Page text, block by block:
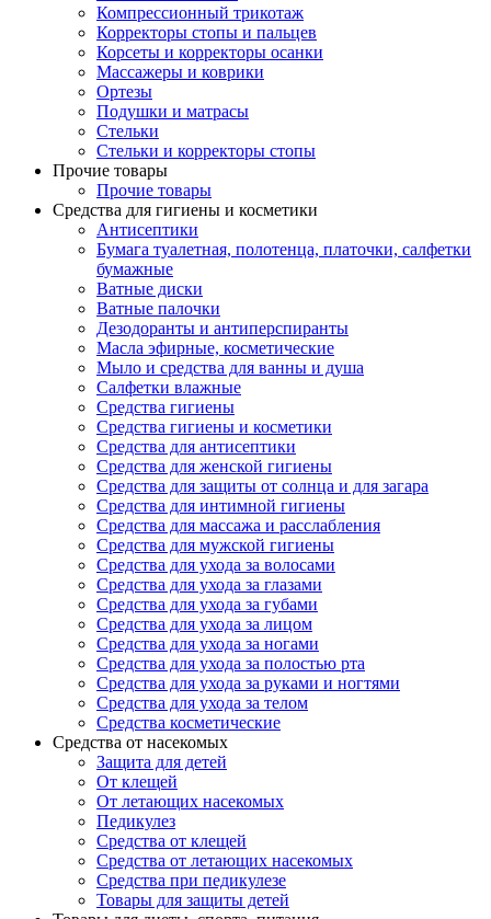
Компрессионный трикотаж
Корректоры стопы и пальцев
Корсеты и корректоры осанки
Массажеры и коврики
Ортезы
Подушки и матрасы
Стельки
Стельки и корректоры стопы
Прочие товары
Прочие товары
Средства для гигиены и косметики
Антисептики
Бумага туалетная, полотенца, платочки, салфетки
бумажные
Ватные диски
Ватные палочки
Дезодоранты и антиперспиранты
Масла эфирные, косметические
Мыло и средства для ванны и душа
Салфетки влажные
Средства гигиены
Средства гигиены и косметики
Средства для антисептики
Средства для женской гигиены
Средства для защиты от солнца и для загара
Средства для интимной гигиены
Средства для массажа и расслабления
Средства для мужской гигиены
Средства для ухода за волосами
Средства для ухода за глазами
Средства для ухода за губами
Средства для ухода за лицом
Средства для ухода за ногами
Средства для ухода за полостью рта
Средства для ухода за руками и ногтями
Средства для ухода за телом
Средства косметические
Средства от насекомых
Защита для детей
От клещей
От летающих насекомых
Педикулез
Средства от клещей
Средства от летающих насекомых
Средства при педикулезе
Товары для защиты детей